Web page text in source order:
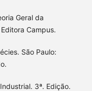
Geral da
Campus.
São Paulo:
3ª. Edição.